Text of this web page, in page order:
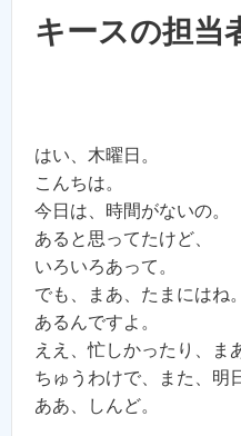
キースの担当
はい、木曜日。
こんちは。
今日は、時間がないの。
あると思ってたけど、
いろいろあって。
でも、まあ、たまにはね。
あるんですよ。
ええ、忙しかったり、ま
ちゅうわけで、また、明
ああ、しんど。